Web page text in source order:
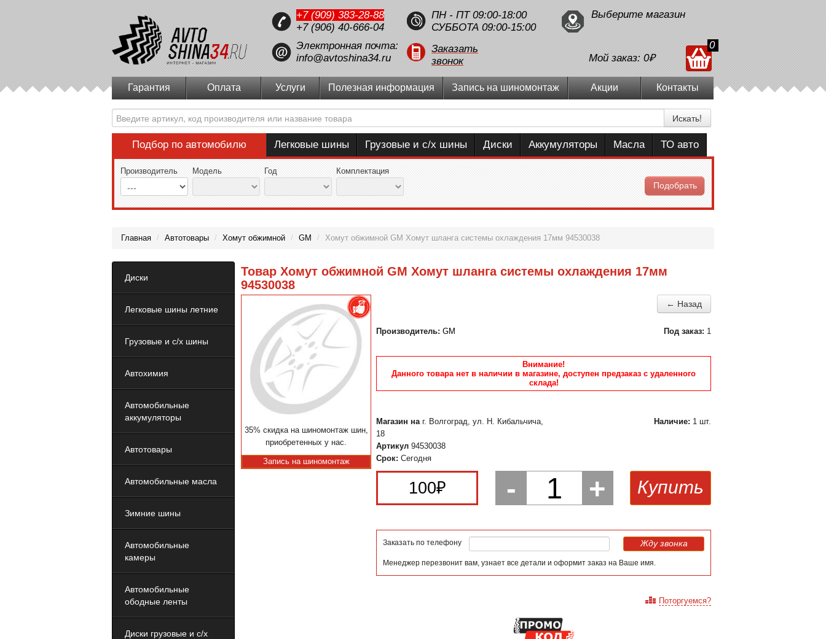
+7 (909) 383-28-88
+7 (906) 40-666-04
Электронная почта:
info@avtoshina34.ru
ПН - ПТ 09:00-18:00
СУББОТА 09:00-15:00
Заказать
звонок
Выберите магазин
Мой заказ: 0₽
0
Гарантия Оплата Услуги Полезная информация Запись на шиномонтаж Акции Контакты
Искать!
Подбор по автомобилю Легковые шины Грузовые и с/х шины Диски Аккумуляторы Масла ТО авто
Производитель Модель Год Комплектация
Подобрать
Главная / Автотовары / Хомут обжимной / GM / Хомут обжимной GM Хомут шланга системы охлаждения 17мм 94530038
Диски
Легковые шины летние
Грузовые и с/х шины
Автохимия
Автомобильные
аккумуляторы
Автотовары
Автомобильные масла
Зимние шины
Автомобильные
камеры
Автомобильные
ободные ленты
Диски грузовые и с/х
Товар Хомут обжимной GM Хомут шланга системы охлаждения 17мм
94530038
← Назад
35% скидка на шиномонтаж шин,
приобретенных у нас.
Запись на шиномонтаж
Под заказ: 1
Производитель: GM
Внимание!
Данного товара нет в наличии в магазине, доступен предзаказ с удаленного
склада!
Наличие: 1 шт.
Магазин на г. Волгоград, ул. Н. Кибальчича,
18
Артикул 94530038
Срок: Сегодня
100₽ - 1 + Купить
Заказать по телефону Жду звонка
Менеджер перезвонит вам, узнает все детали и оформит заказ на Ваше имя.
Поторгуемся?